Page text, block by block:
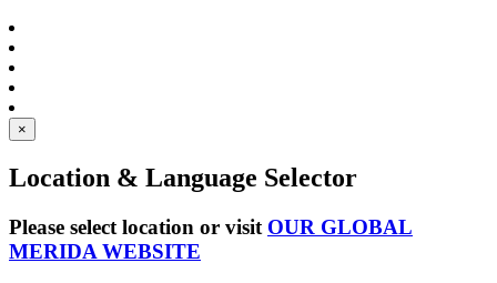
×
Location & Language Selector
Please select location or visit OUR GLOBAL
MERIDA WEBSITE